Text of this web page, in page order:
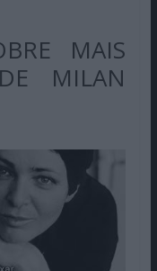
MAIS
MILAN